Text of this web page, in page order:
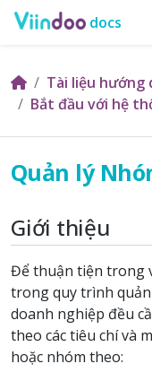
docs
Tài liệu hướng
Bắt đầu với hệ
Quản lý
Giới thiệu
Để thuận tiện trong
trong quy trình
doanh nghiệp đều
theo các tiêu chí và
hoặc nhóm theo: